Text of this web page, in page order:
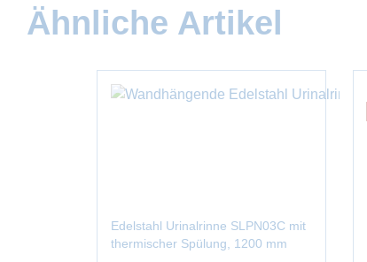
Ähnliche Artikel
Edelstahl Urinalrinne SLPN03C mit
thermischer Spülung, 1200 mm